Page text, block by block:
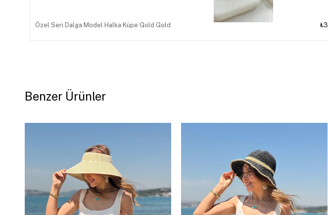
Özel Seri Dalga Model Halka Küpe Gold Gold
Benzer Ürünler